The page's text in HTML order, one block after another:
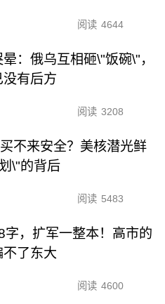
阅读 4644
：俄乌互相砸\"饭碗\"，
没有后方
阅读 3208
不来安全？美核潜光鲜
\"的背后
阅读 5483
字，扩军一整本！高市的
不了东大
阅读 4600